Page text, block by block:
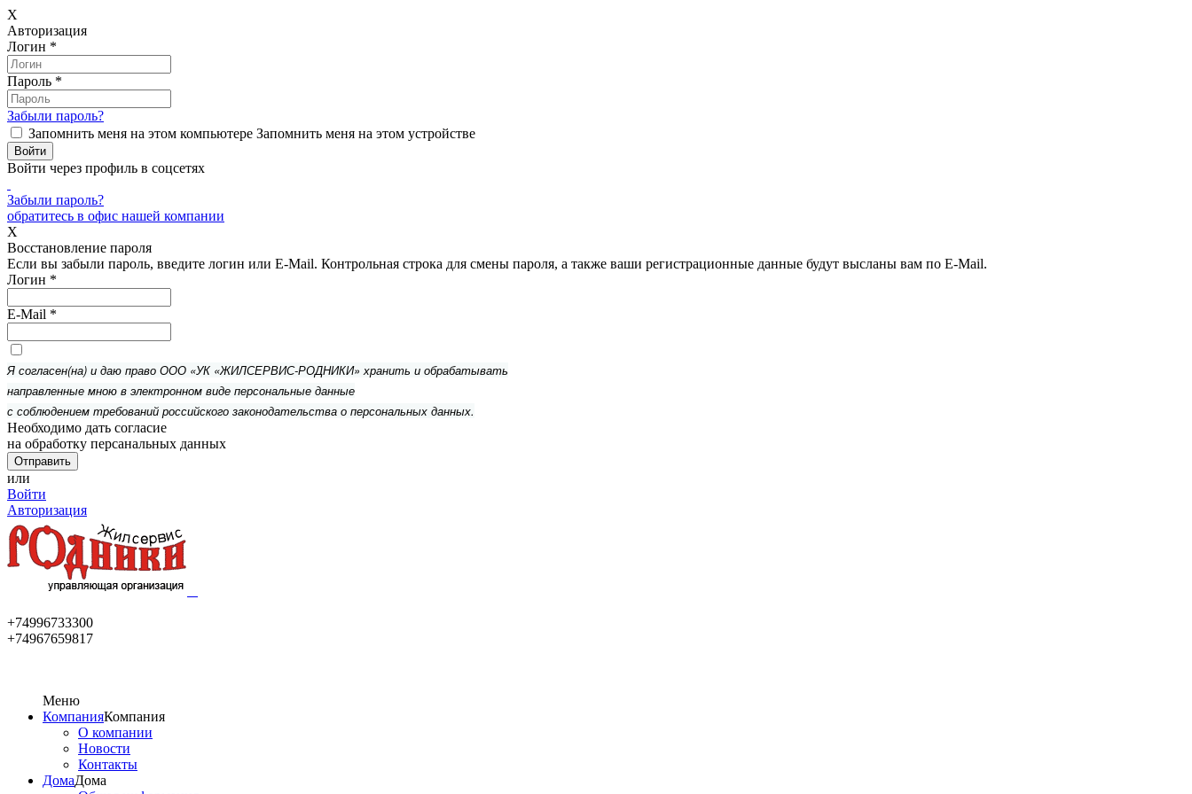
X
Авторизация
Логин *
Пароль *
Забыли пароль?
Запомнить меня на этом компьютере Запомнить меня на этом устройстве
Войти через профиль в соцсетях
Забыли пароль?
обратитесь в офис нашей компании
X
Восстановление пароля
Если вы забыли пароль, введите логин или E-Mail. Контрольная строка для смены пароля, а также ваши регистрационные данные будут высланы вам по E-Mail.
Логин *
E-Mail *
Я согласен(на) и даю право ООО «УК «ЖИЛСЕРВИС-РОДНИКИ» хранить и обрабатывать
направленные мною в электронном виде персональные данные
с соблюдением требований российского законодательства о персональных данных.
Необходимо дать согласие
на обработку персанальных данных
или
Войти
Авторизация
+74996733300
+74967659817
Меню
КомпанияКомпания
О компании
Новости
Контакты
ДомаДома